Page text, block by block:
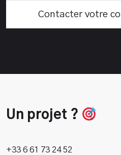
Contacter votre
Un projet ?
+33 6 61 73 24 52